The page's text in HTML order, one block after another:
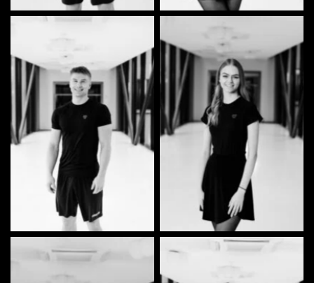
Joonas Laanpere | Tantsija Teisi Petersell | Tantsija